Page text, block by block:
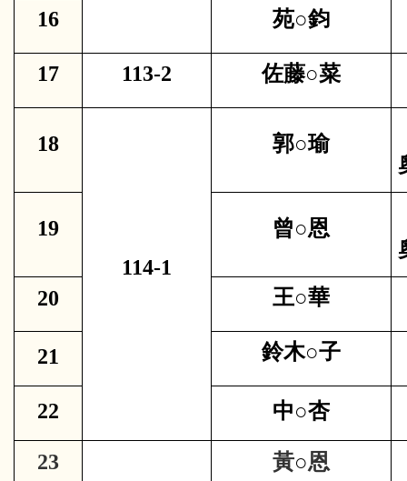
16 苑○鈞
17 113-2 佐藤○菜
18
114-1
郭○瑜
19
曾○恩
20 王○華
21 鈴木○子
22 中○杏
23
黃○恩